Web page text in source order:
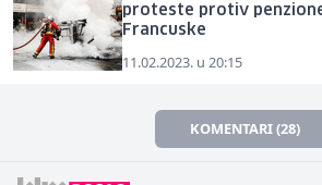
proteste protiv
Francuske
11.02.2023. u 20:15
KOMENTARI (28)